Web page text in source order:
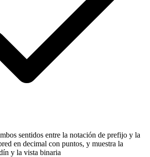
sentidos entre la notación de prefijo y la
en decimal con puntos, y muestra la
y la vista binaria